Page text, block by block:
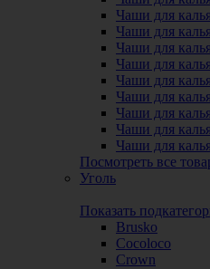
Чаши для
Чаши для
Чаши для
Чаши для
Чаши для
Чаши для
Чаши для
Чаши для
Чаши для
Посмотреть все
Уголь
Показать
Brusko
Cocoloco
Crown